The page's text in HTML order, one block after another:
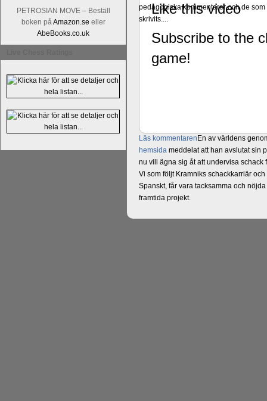
PETROSIAN MOVE – Beställ
boken påAmazon.se eller
AbeBooks.co.uk
pedagogiska kommentarer och de
skrivits....
Läs kommentaren En av världens
hemsida meddelat att han avslutat sin
nu vill ägna sig åt att undervisa
Vi som följt Kramniks schackkarriär
Spanskt, får vara tacksamma och
framtida projekt.
Like this video
Subscribe to the
game!